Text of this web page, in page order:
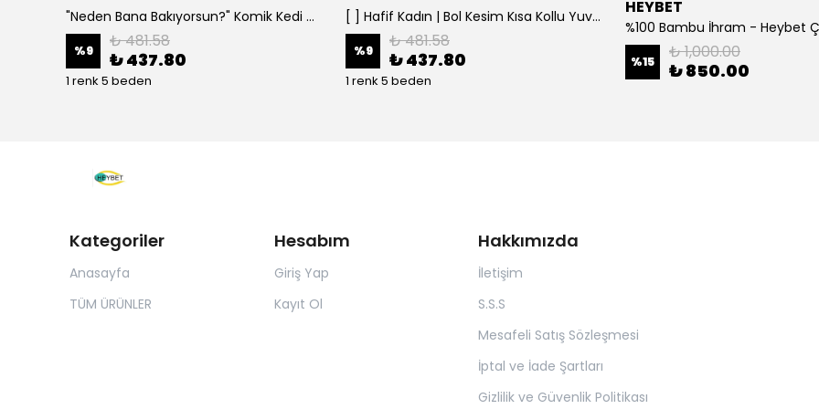
"Neden Bana Bakıyorsun?" Komik Kedi Grafik Tişört - Dijital Baskılı Siyah Bol - Siyah
%9 ₺ 481.58
₺ 437.80
1 renk 5 beden
[ ] Hafif Kadın | Bol Kesim Kısa Kollu Yuvarlak Yaka Eğlenceli Karikatür Ayı ve - Siyah
%9 ₺ 481.58
₺ 437.80
1 renk 5 beden
HEYBET
%100 Bambu İhram - Heybet
%15 ₺ 1,000.00
₺ 850.00
Kategoriler
Anasayfa
TÜM ÜRÜNLER
Hesabım
Giriş Yap
Kayıt Ol
Hakkımızda
İletişim
S.S.S
Mesafeli Satış Sözleşmesi
İptal ve İade Şartları
Gizlilik ve Güvenlik Politikası